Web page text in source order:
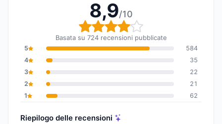
8,9/10
Valutazione globale:
Basata su 724 recensioni pubblicate
5
584
4
35
3
22
2
21
1
62
Riepilogo delle recensioni